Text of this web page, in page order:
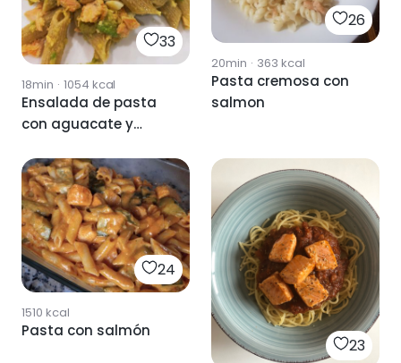
33
18min · 1054 kcal
Ensalada de pasta
con aguacate y
26
20min · 363 kcal
Pasta cremosa con
salmon
24
1510 kcal
Pasta con salmón
23